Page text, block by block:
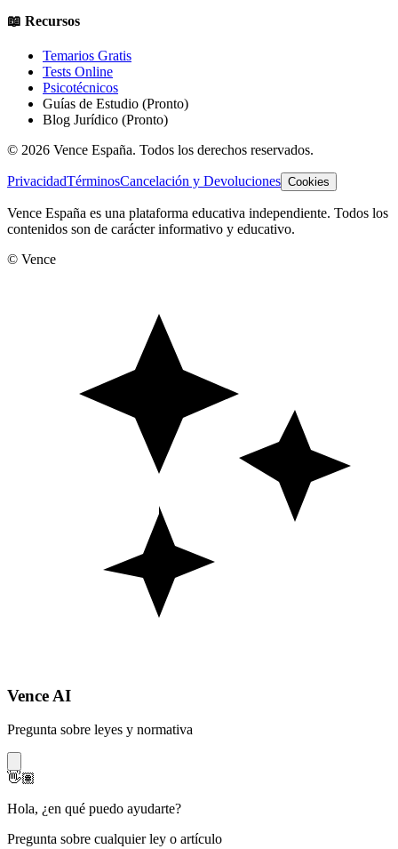
📖 Recursos
Temarios Gratis
Tests Online
Psicotécnicos
Guías de Estudio (Pronto)
Blog Jurídico (Pronto)
© 2026 Vence España. Todos los derechos reservados.
PrivacidadTérminosCancelación y Devoluciones Cookies
Vence España es una plataforma educativa independiente. Todos los
contenidos son de carácter informativo y educativo.
© Vence
Vence AI
Pregunta sobre leyes y normativa
👋🏽
Hola, ¿en qué puedo ayudarte?
Pregunta sobre cualquier ley o artículo